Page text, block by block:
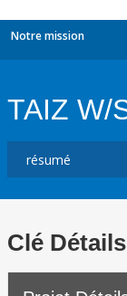
Notre mission
TAIZ W/
Clé Détails